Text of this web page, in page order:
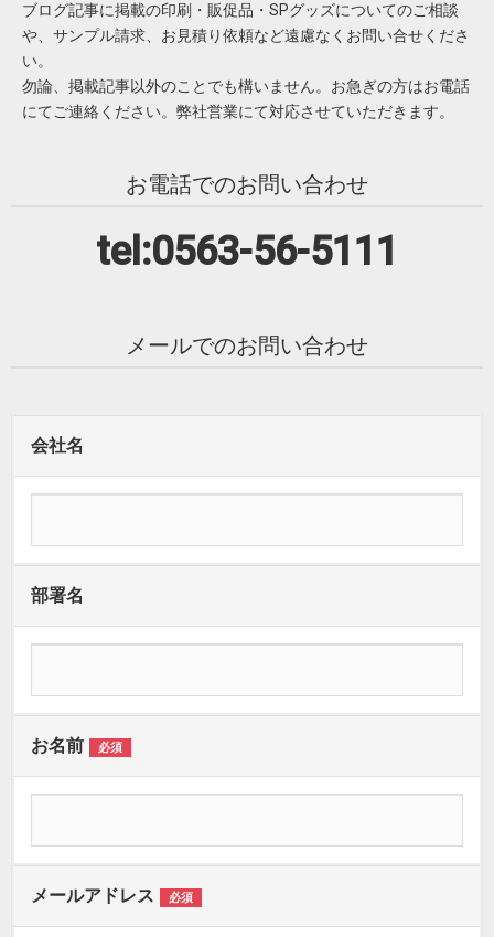
ブログ記事に掲載の印刷・販促品・SPグッズについてのご相談
や、サンプル請求、お見積り依頼など遠慮なくお問い合せくださ
い。
勿論、掲載記事以外のことでも構いません。お急ぎの方はお電話
にてご連絡ください。弊社営業にて対応させていただきます。
お電話でのお問い合わせ
tel:0563-56-5111
メールでのお問い合わせ
会社名
部署名
お名前 必須
メールアドレス 必須